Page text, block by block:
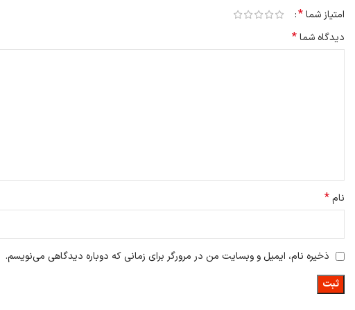
امتیاز شما*
دیدگاه شما*
نام*
ذخیره نام، ایمیل و وبسایت من در مرورگر برای زمانی که دوباره دیدگاهی می‌نویسم.